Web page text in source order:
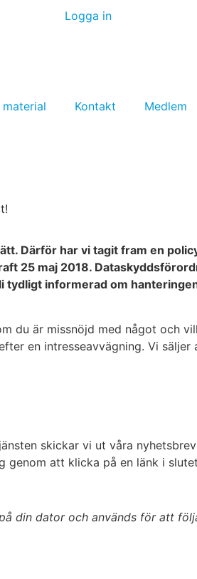
Logga in
material Kontakt Medlem
Därför har vi tagit fram en
25 maj 2018.
informerad om
du är missnöjd med något och
en intresseavvägning. Vi säljer
skickar vi ut våra nyhetsbrev
att klicka på en länk i
din dator och används för att